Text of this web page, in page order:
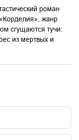
роман
жанр
сгущаются тучи:
из мертвых и